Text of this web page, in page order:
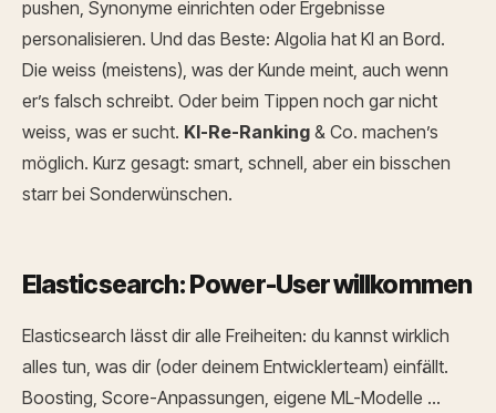
pushen, Synonyme einrichten oder Ergebnisse
personalisieren. Und das Beste: Algolia hat KI an Bord.
Die weiss (meistens), was der Kunde meint, auch wenn
er’s falsch schreibt. Oder beim Tippen noch gar nicht
weiss, was er sucht. KI-Re-Ranking & Co. machen’s
möglich. Kurz gesagt: smart, schnell, aber ein bisschen
starr bei Sonderwünschen.
Elasticsearch: Power-User willkommen
Elasticsearch lässt dir alle Freiheiten: du kannst wirklich
alles tun, was dir (oder deinem Entwicklerteam) einfällt.
Boosting, Score-Anpassungen, eigene ML-Modelle …